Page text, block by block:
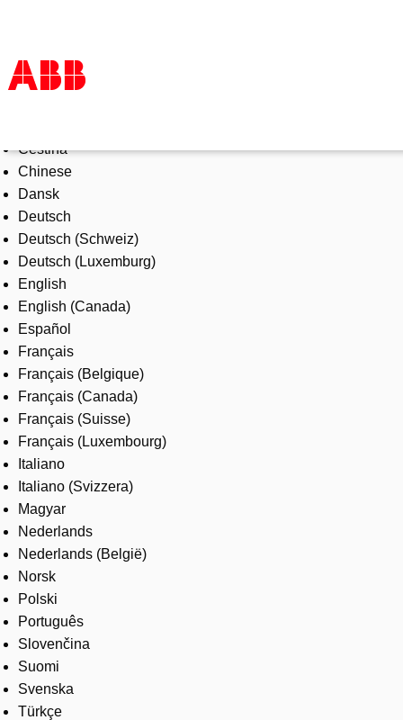
Products & Solutions
Industries
Services
About us
Where to buy
Contact us
Careers
Čeština
Chinese
Dansk
Deutsch
Deutsch (Schweiz)
Deutsch (Luxemburg)
English
English (Canada)
Español
Français
Français (Belgique)
Français (Canada)
Français (Suisse)
Français (Luxembourg)
Italiano
Italiano (Svizzera)
Magyar
Nederlands
Nederlands (België)
Norsk
Polski
Português
Slovenčina
Suomi
Svenska
Türkçe